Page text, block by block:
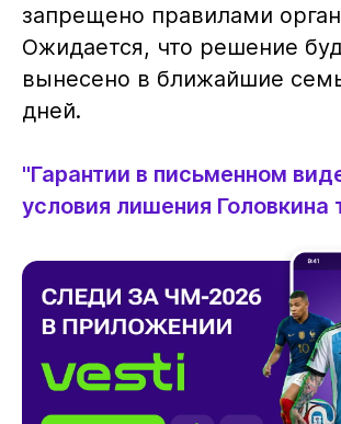
запрещено правилами
Ожидается, что решение
вынесено в ближайшие
дней.
"Гарантии в письменном
условия лишения Головкина